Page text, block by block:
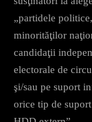
„partidele
minorităţilor
candidaţii
electorale de
şi/sau pe suport
orice tip de